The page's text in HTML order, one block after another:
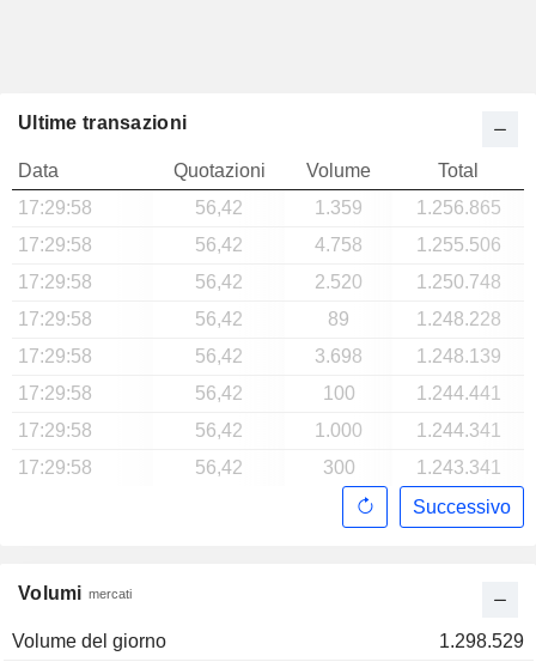
Volumi mercati
Volume del giorno
1.298.529
Ultime transazioni
Data Quotazioni Volume
Total
17:29:58
56,42 1.359
1.256.865
17:29:58
56,42 4.758
1.255.506
17:29:58
56,42 2.520
1.250.748
17:29:58
56,42 89
1.248.228
17:29:58
56,42 3.698
1.248.139
17:29:58
56,42 100
1.244.441
17:29:58
56,42 1.000
1.244.341
17:29:58
56,42 300
1.243.341
Successivo